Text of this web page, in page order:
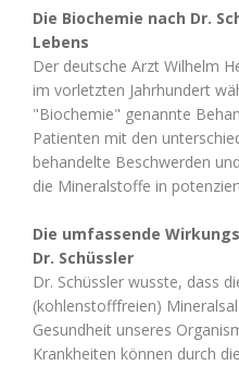
Die Biochemie nach Dr.
Lebens
Der deutsche Arzt Wilhelm
im vorletzten Jahrhundert
"Biochemie" genannte
Patienten mit den
behandelte Beschwerden
die Mineralstoffe in
Die umfassende
Dr. Schüssler
Dr. Schüssler wusste, dass
(kohlenstofffreien)
Gesundheit unseres
Krankheiten können durch